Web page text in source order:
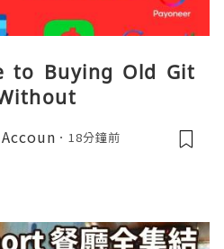
to Buying Old Git
18分鐘前